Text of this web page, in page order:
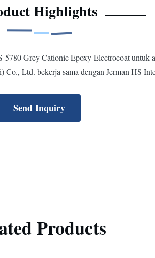
Highlights
Grey Cationic Epoxy Electrocoat untuk
Ltd. bekerja sama dengan Jerman HS
Send Inquiry
Products